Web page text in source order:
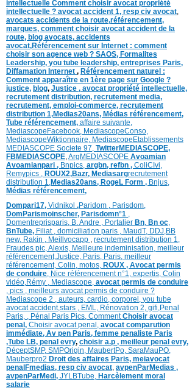
intellectuelle Comment choisir avocat propriété
intellectuelle ? avocat accident 1, resp civ avocat,
avocats accidents de la route,référencement,
marques, comment choisir avocat accident de la
route, blog avocats, accidents
avocat,Référencement sur Internet : comment
choisir son agence web ? SAOS, Formalites
Leadership, you tube leadership, entreprises Paris,
Diffamation Internet , Référencement naturel :
Comment apparaître en 1ère page sur Google ?
justice, blog, Justice , avocat propriété intellectuelle,
recrutement distribution, recrutement media,
recrutement, emploi-commerce, recrutement
distribution 1,Medias20ans, Médias référencement,
Tube référencement, affaire suivante,
MediascopeFacebook, MediascopeConso,
MediascopeWiktionnaire, MediascopeEtablissements
MEDIASCOPE Societe 97, TwitterMEDIASCOPE,
FBMEDIASCOPE,ArgMEDIASCOPE Avoamian
Avoamianpari , Bnpics, argbn, refbn , ColiCIvi,
Remypics , ROUX2,Bazr, Mediasargrecrutement
distribution 1,Medias20ans, RogeL Form , Bnjus,
Médias référencement,
Dompari17, Vidnikol ,Paridom , Parisdom,
DomParismoinscher, Parisdomn°1 ,
Domentreprisparis, B. Andre , Portalier Bn, Bn oc,
BnTube, Filiat, domiciliation paris , MaudT, DDJ,BB
new, Rakin , Meillvocapp , recrutement distribution 1,
Fraudes pic,Alexis, Meilleure indeminisation, meilleur
référencement,Justice, Paris, Paris, meilleur
référencement, Colin, motos, ROUX , Avocat permis
de conduire, Nice référencement n°1, expertis, Colin
vidéo,Rémy , Mediascope, avocat permis de conduire
, pics , meilleurs avocat permis de conduire ?
Mediascope 2 , auteurs, cardio, corpore l, you tube
avocat accident,stars , EML, Rénovation 2, gifi,Penal
Paris, , Pénal Paris Pics, CommentChoisir avocat
penal, Choisir avocat penal, avocat comparution
immédiate, Av pen Paris, femme penaliste Paris
,Tube LB, penal evry, choisir a.p , meilleur penal evry,
DéceptSMP, SMPOrigin, MaubertPo, SaraMauPO,
Mauberpro2 Droit des affaires Paris, meiavocat
penalFmedias, resp civ avocat, avpenParMedias ,
avpenParMedi, JYLBTube, Harcèlement moral
salarie